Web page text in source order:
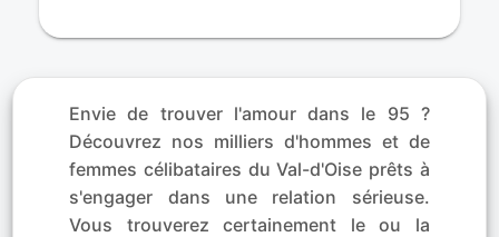
Envie de trouver l'amour dans le 95 ?
Découvrez nos milliers d'hommes et de
femmes célibataires du Val-d'Oise prêts à
s'engager dans une relation sérieuse.
Vous trouverez certainement le ou la